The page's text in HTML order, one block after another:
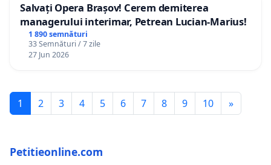
Salvați Opera Brașov! Cerem demiterea
managerului interimar, Petrean Lucian-Marius!
1 890 semnături
33 Semnături / 7 zile
27 Jun 2026
1 2 3 4 5 6 7 8 9 10 »
Petitieonline.com